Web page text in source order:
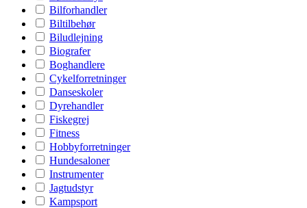
Bilforhandler
Biltilbehør
Biludlejning
Biografer
Boghandlere
Cykelforretninger
Danseskoler
Dyrehandler
Fiskegrej
Fitness
Hobbyforretninger
Hundesaloner
Instrumenter
Jagtudstyr
Kampsport